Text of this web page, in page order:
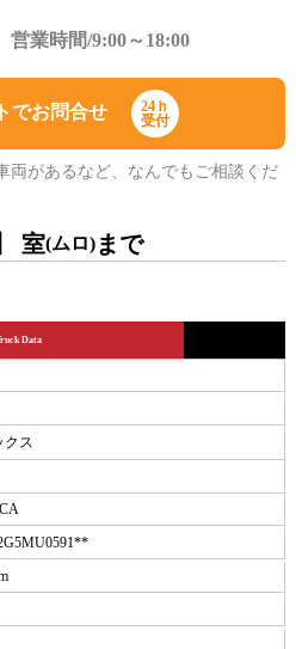
業時間/9:00～18:00
でお問合せ
24ｈ
受付
両があるなど、なんでもご相談くだ
室(ムロ)まで
Data
クス